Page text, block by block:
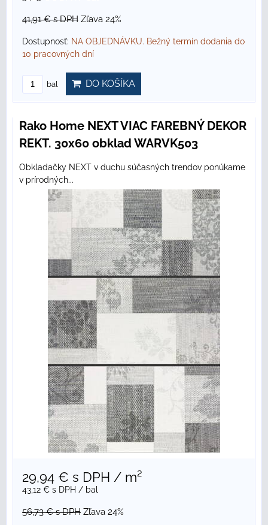
41,91 €s DPH Zľava 24%
Dostupnosť: NA OBJEDNÁVKU. Bežný termín dodania do
10 pracovných dní
bal DO KOŠÍKA
Rako Home NEXT VIAC FAREBNÝ DEKOR
REKT. 30x60 obklad WARVK503
Obkladačky NEXT v duchu súčasných trendov ponúkame
v prírodných...
29,94 € s DPH / m²
43,12 € s DPH / bal
56,73 €s DPH Zľava 24%